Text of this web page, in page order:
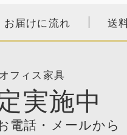
お届けに流れ 送
フィス家具
実施中
電話・メールから